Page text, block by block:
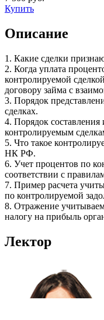
Купить
Описание
1. Какие сделки
2. Когда уплата
контролируемой
договору займа с
3. Порядок
сделках.
4. Порядок
контролируемым
5. Что такое
НК РФ.
6. Учет процентов по
соответствии с
7. Пример расчета
по контролируемой
8. Отражение
налогу на прибыль
Лектор